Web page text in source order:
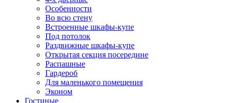
Особенности
Во всю стену
Встроенные шкафы-купе
Под потолок
Раздвижные шкафы-купе
Открытая секция посередине
Распашные
Гардероб
Для маленького помещения
Эконом
Гостиные